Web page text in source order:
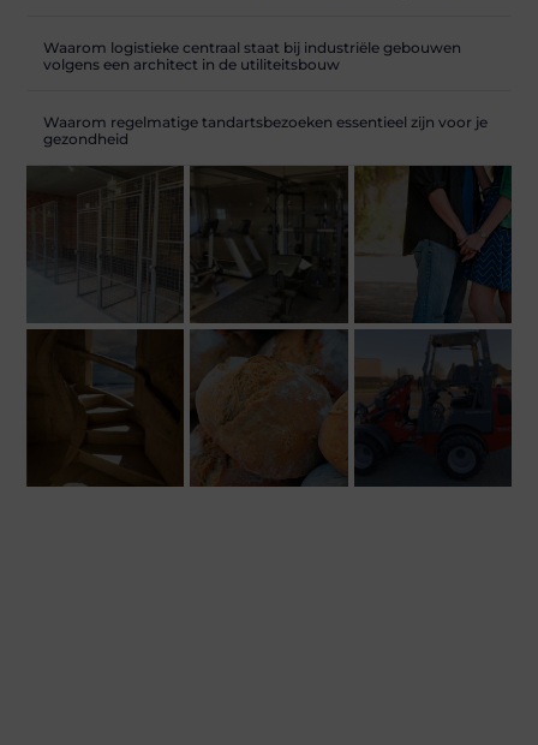
Waarom logistieke centraal staat bij industriële gebouwen
volgens een architect in de utiliteitsbouw
Waarom regelmatige tandartsbezoeken essentieel zijn voor je
gezondheid